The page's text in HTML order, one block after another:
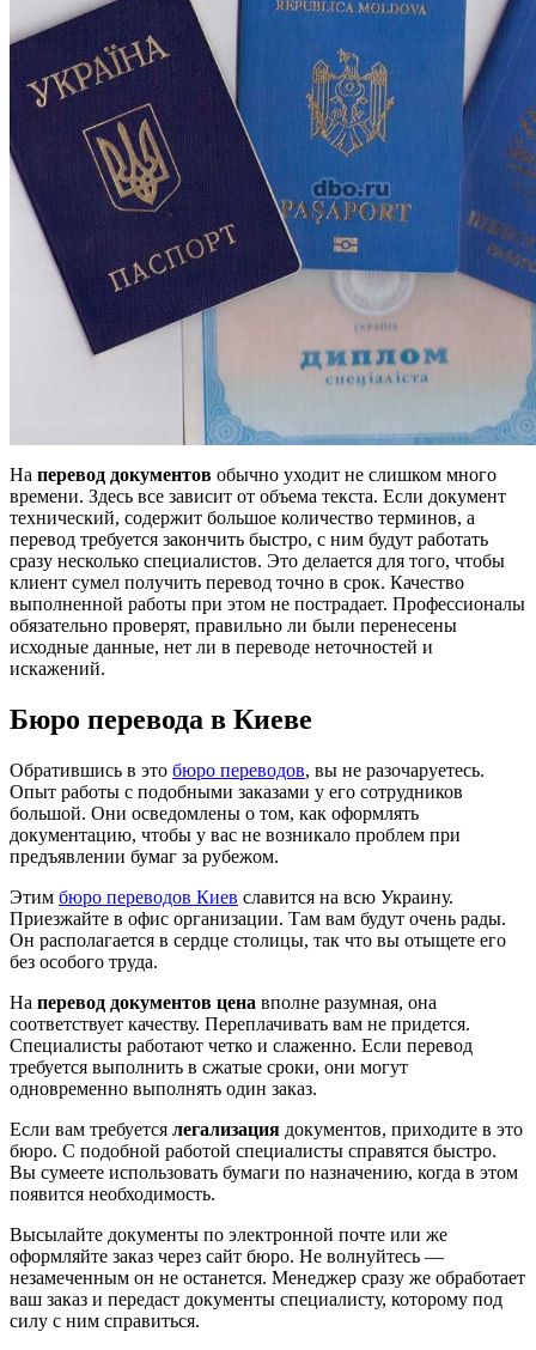
На перевод документов обычно уходит не слишком много
времени. Здесь все зависит от объема текста. Если документ
технический, содержит большое количество терминов, а
перевод требуется закончить быстро, с ним будут работать
сразу несколько специалистов. Это делается для того, чтобы
клиент сумел получить перевод точно в срок. Качество
выполненной работы при этом не пострадает. Профессионалы
обязательно проверят, правильно ли были перенесены
исходные данные, нет ли в переводе неточностей и
искажений.
Бюро перевода в Киеве
Обратившись в это бюро переводов, вы не разочаруетесь.
Опыт работы с подобными заказами у его сотрудников
большой. Они осведомлены о том, как оформлять
документацию, чтобы у вас не возникало проблем при
предъявлении бумаг за рубежом.
Этим бюро переводов Киев славится на всю Украину.
Приезжайте в офис организации. Там вам будут очень рады.
Он располагается в сердце столицы, так что вы отыщете его
без особого труда.
На перевод документов цена вполне разумная, она
соответствует качеству. Переплачивать вам не придется.
Специалисты работают четко и слаженно. Если перевод
требуется выполнить в сжатые сроки, они могут
одновременно выполнять один заказ.
Если вам требуется легализация документов, приходите в это
бюро. С подобной работой специалисты справятся быстро.
Вы сумеете использовать бумаги по назначению, когда в этом
появится необходимость.
Высылайте документы по электронной почте или же
оформляйте заказ через сайт бюро. Не волнуйтесь —
незамеченным он не останется. Менеджер сразу же обработает
ваш заказ и передаст документы специалисту, которому под
силу с ним справиться.